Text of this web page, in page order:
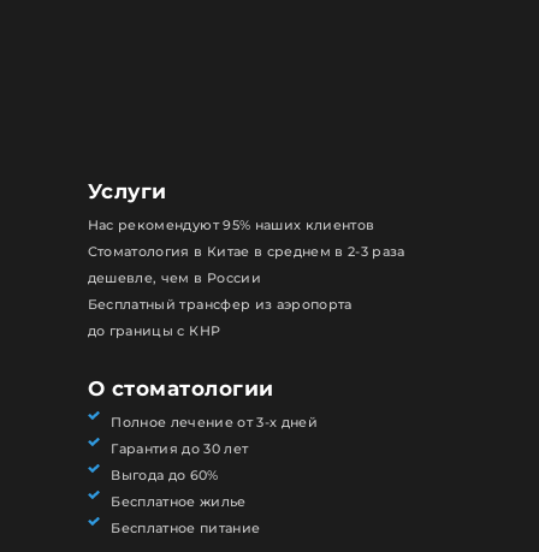
Услуги
Нас рекомендуют 95% наших клиентов
Стоматология в Китае в среднем в 2-3 раза
дешевле, чем в России
Бесплатный трансфер из аэропорта
до границы с КНР
О стоматологии
Полное лечение от 3-х дней
Гарантия до 30 лет
Выгода до 60%
Бесплатное жилье
Бесплатное питание